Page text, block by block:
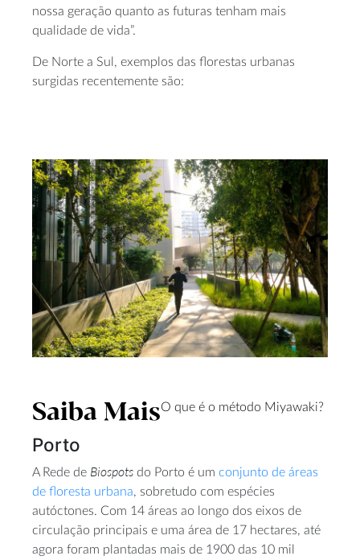
nossa geração quanto as futuras tenham mais
qualidade de vida”.
De Norte a Sul, exemplos das florestas urbanas
surgidas recentemente são:
Saiba MaisO que é o método Miyawaki?
Porto
A Rede de Biospots do Porto é um conjunto de áreas
de floresta urbana, sobretudo com espécies
autóctones. Com 14 áreas ao longo dos eixos de
circulação principais e uma área de 17 hectares, até
agora foram plantadas mais de 1900 das 10 mil